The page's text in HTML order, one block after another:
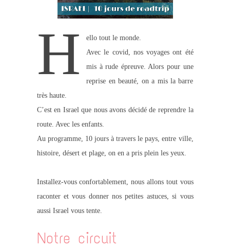
H
ello tout le monde.
Avec le covid, nos voyages ont été
mis à rude épreuve. Alors pour une
reprise en beauté, on a mis la barre
très haute.
C’est en Israel que nous avons décidé de reprendre la
route. Avec les enfants.
Au programme, 10 jours à travers le pays, entre ville,
histoire, désert et plage, on en a pris plein les yeux.
Installez-vous confortablement, nous allons tout vous
raconter et vous donner nos petites astuces, si vous
aussi Israel vous tente.
Notre circuit